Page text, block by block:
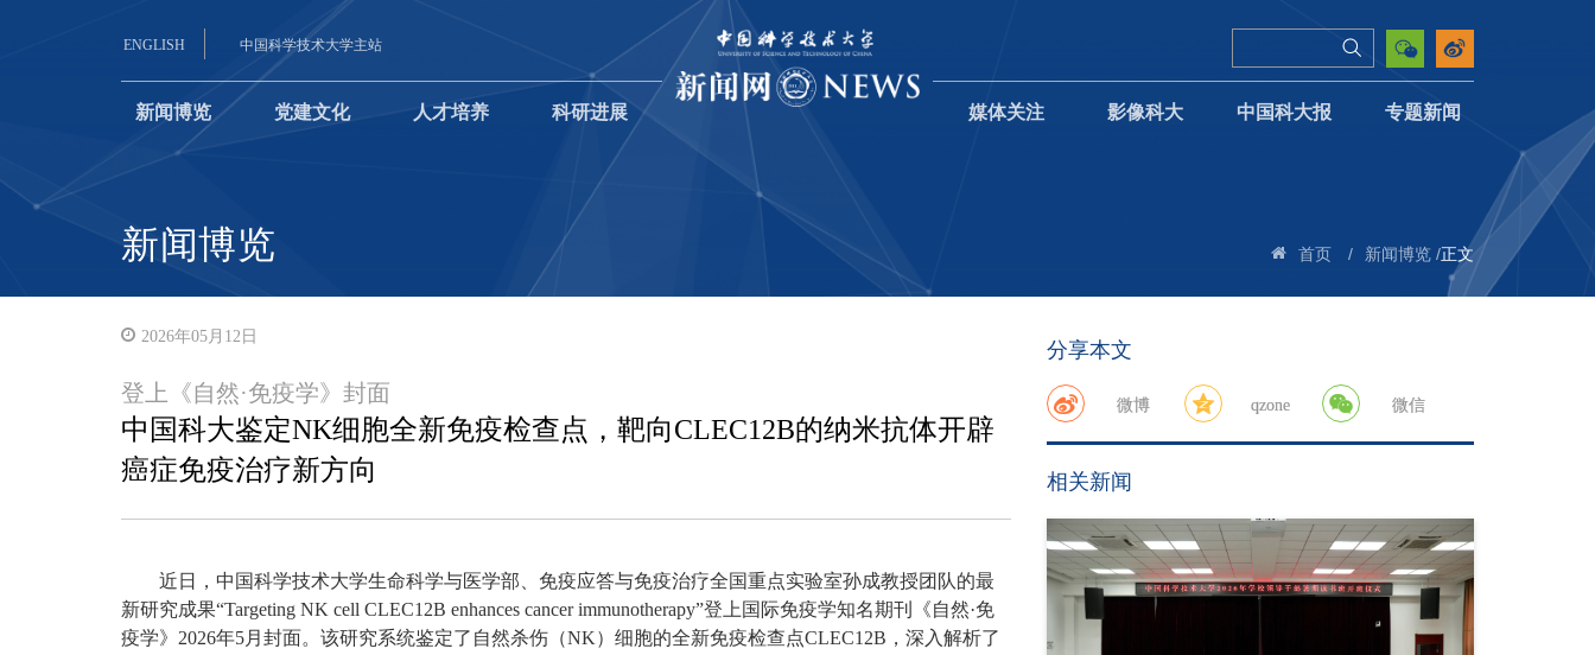
ENGLISH 中国科学技术大学主站
新闻博览 党建文化 人才培养 科研进展 媒体关注 影像科大 中国科大报 专题新闻
新闻博览 首页 / 新闻博览 /正文
2026年05月12日
登上《自然·免疫学》封面
中国科大鉴定NK细胞全新免疫检查点，靶向CLEC12B的纳米抗体开辟
癌症免疫治疗新方向
近日，中国科学技术大学生命科学与医学部、免疫应答与免疫治疗全国重点实验室孙成教授团队的最
新研究成果“Targeting NK cell CLEC12B enhances cancer immunotherapy”登上国际免疫学知名期刊《自然·免
疫学》2026年5月封面。该研究系统鉴定了自然杀伤（NK）细胞的全新免疫检查点CLEC12B，深入解析了
分享本文
微博 qzone 微信
相关新闻